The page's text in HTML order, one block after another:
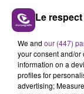
LE
SES PORTES
C'était l'une
rémois. Le
Le
We and our (447)
your consent and/or
information on a
profiles for
advertising;